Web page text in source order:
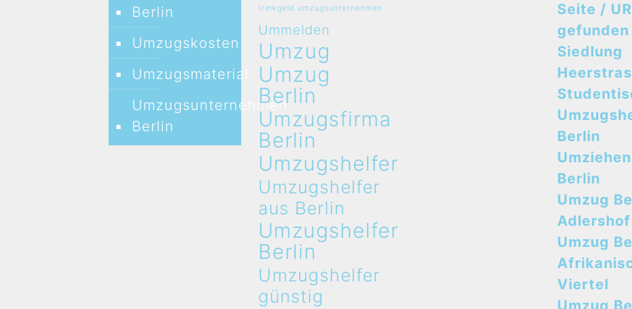
Berlin
Umzugskosten
Umzugsmaterial
Umzugsunternehmen
Berlin
trinkgeld umzugsunternehmen
Ummelden
Umzug
Umzug
Berlin
Umzugsfirma
Berlin
Umzugshelfer
Umzugshelfer
aus Berlin
Umzugshelfer
Berlin
Umzugshelfer
günstig
Seite /
gefunden
Siedlung
Berlin
Berlin
Umzug
Adlershof
Umzug
Viertel
Umzug